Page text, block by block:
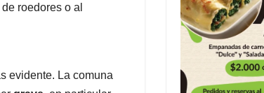
roedores o al
evidente. La comuna